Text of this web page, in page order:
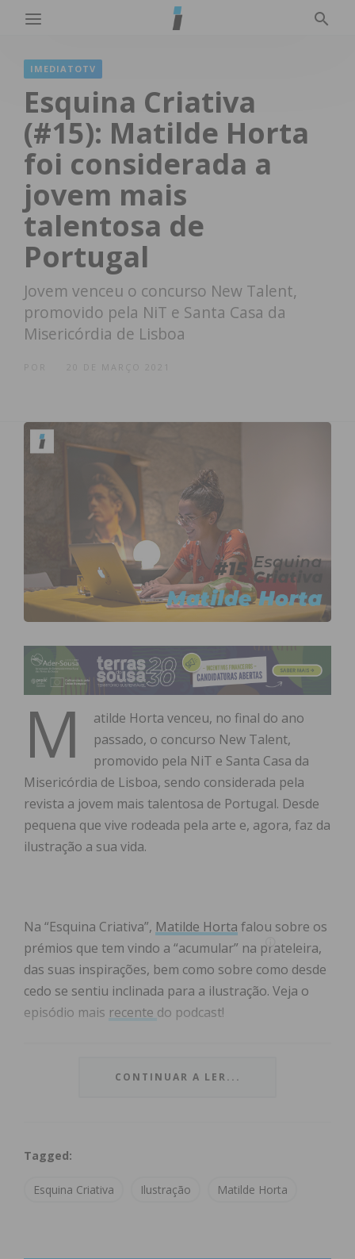
IMEDIATOTV
Esquina Criativa
(#15): Matilde Horta
foi considerada a
jovem mais
talentosa de
Portugal
Jovem venceu o concurso New Talent,
promovido pela NiT e Santa Casa da
Misericórdia de Lisboa
20 DE MARÇO 2021
M
atilde Horta venceu, no final do ano
passado, o concurso New Talent,
promovido pela NiT e Santa Casa da
Misericórdia de Lisboa, sendo considerada pela
revista a jovem mais talentosa de Portugal. Desde
pequena que vive rodeada pela arte e, agora, faz da
ilustração a sua vida.
Na “Esquina Criativa”, Matilde Horta falou sobre os
prémios que tem vindo a “acumular” na prateleira,
das suas inspirações, bem como sobre como desde
cedo se sentiu inclinada para a ilustração. Veja o
episódio mais recente do podcast!
CONTINUAR A LER...
Tagged:
Esquina Criativa Ilustração Matilde Horta